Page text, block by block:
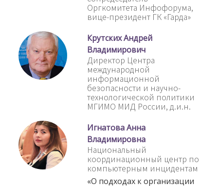
Оргкомитета Инфофорума,
вице-президент ГК «Гарда»
Крутских Андрей
Владимирович
Директор Центра
международной
информационной
безопасности и научно-
технологической политики
МГИМО МИД России, д.и.н.
Игнатова Анна
Владимировна
Национальный
координационный центр по
компьютерным инцидентам
«О подходах к организации